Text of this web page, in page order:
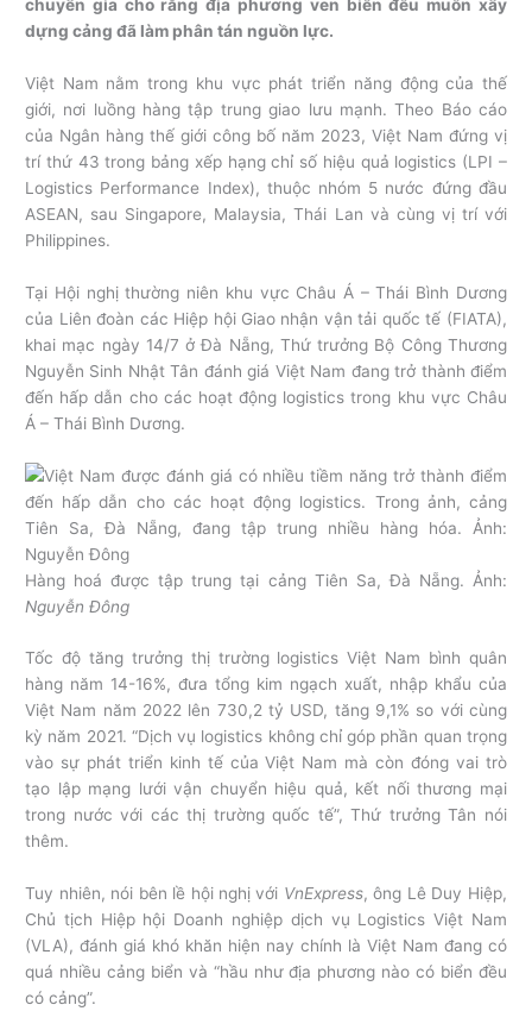
chuyên gia cho rằng địa phương ven biển đều muốn xây
dựng cảng đã làm phân tán nguồn lực.
Việt Nam nằm trong khu vực phát triển năng động của thế
giới, nơi luồng hàng tập trung giao lưu mạnh. Theo Báo cáo
của Ngân hàng thế giới công bố năm 2023, Việt Nam đứng vị
trí thứ 43 trong bảng xếp hạng chỉ số hiệu quả logistics (LPI –
Logistics Performance Index), thuộc nhóm 5 nước đứng đầu
ASEAN, sau Singapore, Malaysia, Thái Lan và cùng vị trí với
Philippines.
Tại Hội nghị thường niên khu vực Châu Á – Thái Bình Dương
của Liên đoàn các Hiệp hội Giao nhận vận tải quốc tế (FIATA),
khai mạc ngày 14/7 ở Đà Nẵng, Thứ trưởng Bộ Công Thương
Nguyễn Sinh Nhật Tân đánh giá Việt Nam đang trở thành điểm
đến hấp dẫn cho các hoạt động logistics trong khu vực Châu
Á – Thái Bình Dương.
Hàng hoá được tập trung tại cảng Tiên Sa, Đà Nẵng. Ảnh:
Nguyễn Đông
Tốc độ tăng trưởng thị trường logistics Việt Nam bình quân
hàng năm 14-16%, đưa tổng kim ngạch xuất, nhập khẩu của
Việt Nam năm 2022 lên 730,2 tỷ USD, tăng 9,1% so với cùng
kỳ năm 2021. “Dịch vụ logistics không chỉ góp phần quan trọng
vào sự phát triển kinh tế của Việt Nam mà còn đóng vai trò
tạo lập mạng lưới vận chuyển hiệu quả, kết nối thương mại
trong nước với các thị trường quốc tế”, Thứ trưởng Tân nói
thêm.
Tuy nhiên, nói bên lề hội nghị với VnExpress, ông Lê Duy Hiệp,
Chủ tịch Hiệp hội Doanh nghiệp dịch vụ Logistics Việt Nam
(VLA), đánh giá khó khăn hiện nay chính là Việt Nam đang có
quá nhiều cảng biển và “hầu như địa phương nào có biển đều
có cảng”.